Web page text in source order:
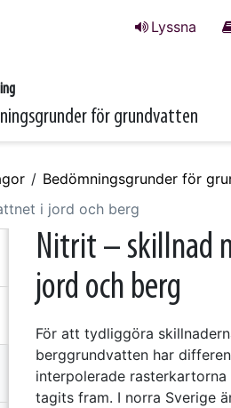
Lyssna
för grundvatten
Bedömningsgrunder för
i jord och berg
Nitrit – skillnad
jord och berg
För att tydliggöra
berggrundvatten har
interpolerade
tagits fram. I norra Sverige